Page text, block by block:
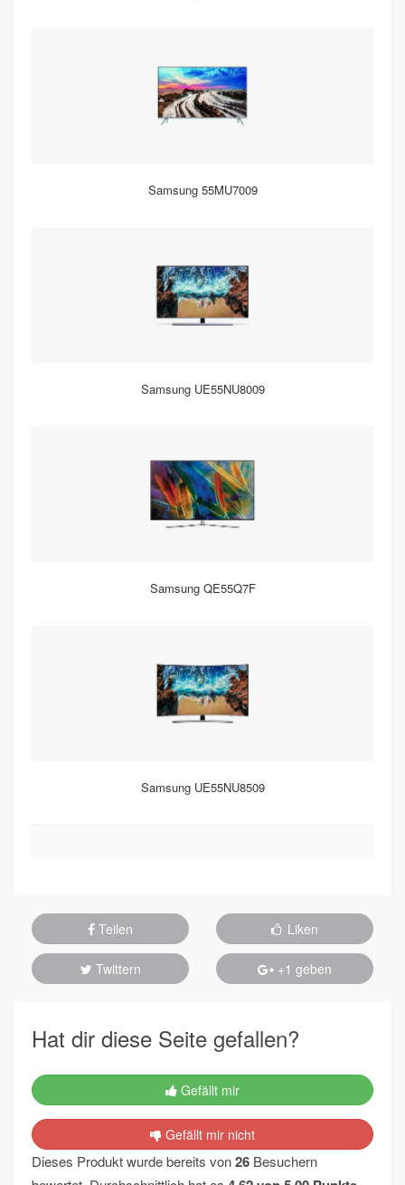
Samsung 55MU7009
Samsung UE55NU8009
Samsung QE55Q7F
Samsung UE55NU8509
Teilen Liken
Twittern +1 geben
Hat dir diese Seite gefallen?
Gefällt mir
Gefällt mir nicht
Dieses Produkt wurde bereits von26 Besuchern